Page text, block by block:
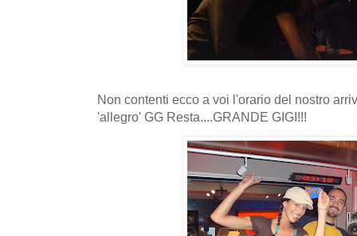
Non contenti ecco a voi l'orario del nostro
'allegro' GG Resta....GRANDE GIGI!!!